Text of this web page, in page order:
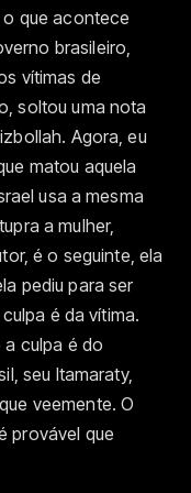
o que acontece
brasileiro,
vítimas de
soltou uma nota
Agora, eu
matou aquela
usa a mesma
a mulher,
é o seguinte, ela
pediu para ser
é da vítima.
a culpa é do
seu Itamaraty,
veemente. O
provável que